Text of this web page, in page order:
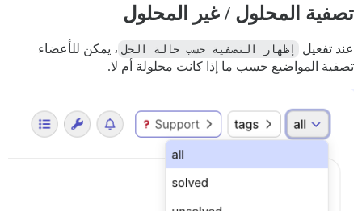
تصفية المحلول / غير المحلول
عند تفعيل إظهار التصفية حسب حالة الحل ، يمكن للأعضاء
تصفية المواضيع حسب ما إذا كانت محلولة أم لا.